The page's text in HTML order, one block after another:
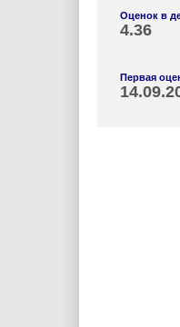
Оценок в
4.36
Первая